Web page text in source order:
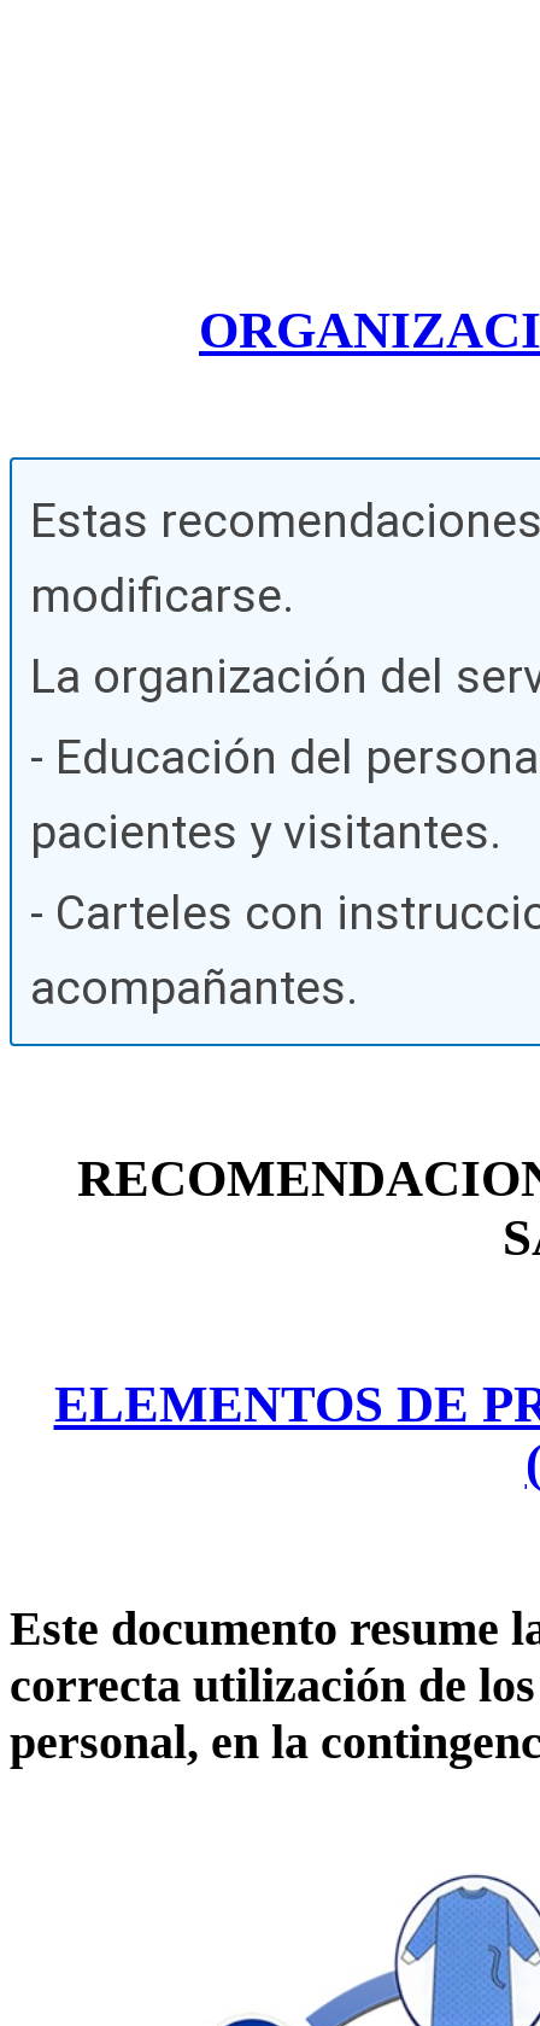
Estas
modificarse.
La organización del
- Educación del
pacientes y visitantes.
- Carteles con
acompañantes.
ELEMENTOS DE
Este documento resume
correcta utilización de
personal, en la